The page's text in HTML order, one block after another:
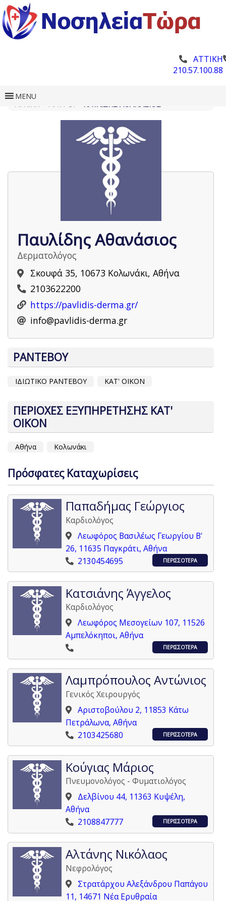
ΑΤΤΙΚΗ
210.57.100.88
MENU
Παυλίδης Αθανάσιος
Δερματολόγος
Σκουφά 35, 10673 Κολωνάκι, Αθήνα
2103622200
https://pavlidis-derma.gr/
info@pavlidis-derma.gr
ΡΑΝΤΕΒΟΥ
ΙΔΙΩΤΙΚΟ ΡΑΝΤΕΒΟΥ ΚΑΤ' ΟΙΚΟΝ
ΠΕΡΙΟΧΕΣ ΕΞΥΠΗΡΕΤΗΣΗΣ ΚΑΤ'
ΟΙΚΟΝ
Αθήνα Κολωνάκι
Πρόσφατες Καταχωρίσεις
Παπαδήμας Γεώργιος
Καρδιολόγος
Λεωφόρος Βασιλέως Γεωργίου Β'
26, 11635 Παγκράτι, Αθήνα
2130454695
ΠΕΡΙΣΣΟΤΕΡΑ
Κατσιάνης Άγγελος
Καρδιολόγος
Λεωφόρος Μεσογείων 107, 11526
Αμπελόκηποι, Αθήνα
ΠΕΡΙΣΣΟΤΕΡΑ
Λαμπρόπουλος Αντώνιος
Γενικός Χειρουργός
Αριστοβούλου 2, 11853 Κάτω
Πετράλωνα, Αθήνα
2103425680
ΠΕΡΙΣΣΟΤΕΡΑ
Κούγιας Μάριος
Πνευμονολόγος - Φυματιολόγος
Δελβίνου 44, 11363 Κυψέλη,
Αθήνα
2108847777
ΠΕΡΙΣΣΟΤΕΡΑ
Αλτάνης Νικόλαος
Νεφρολόγος
Στρατάρχου Αλεξάνδρου Παπάγου
11, 14671 Νέα Ερυθραία